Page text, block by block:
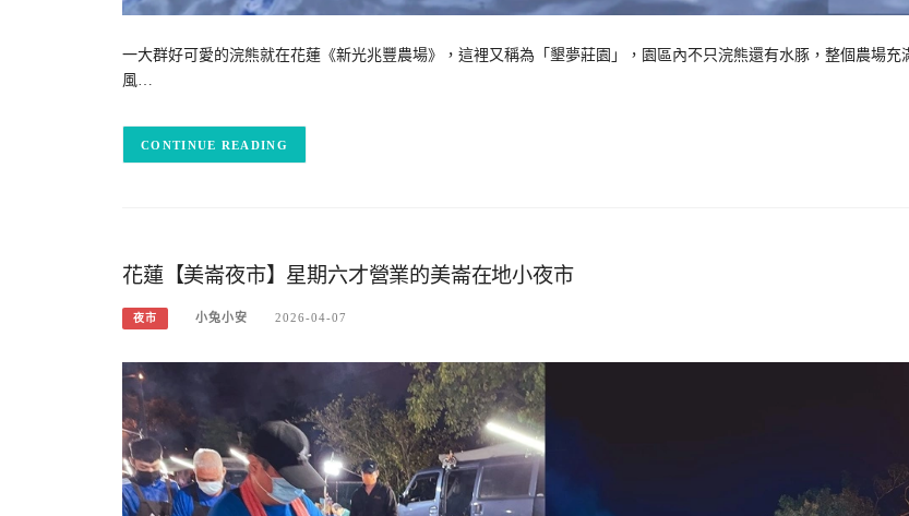
一大群好可愛的浣熊就在花蓮《新光兆豐農場》，這裡又稱為「墾夢莊園」，園區內不只浣熊還有水豚，整個農場充
風…
CONTINUE READING
花蓮【美崙夜市】星期六才營業的美崙在地小夜市
夜市 小兔小安 2026-04-07